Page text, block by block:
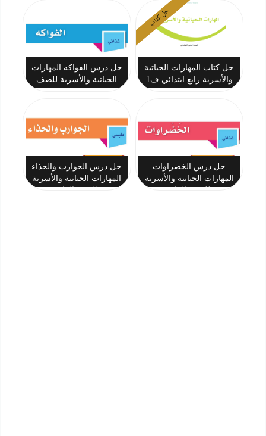
حل كتاب
حل كتاب المهارات الحياتية
والأسرية رابع ابتدائي ف1
حل درس الفواكه المهارات
الحياتية والأسرية للصف
حل درس الخضراوات
المهارات الحياتية والأسرية
حل درس الجوارب والحذاء
المهارات الحياتية والأسرية